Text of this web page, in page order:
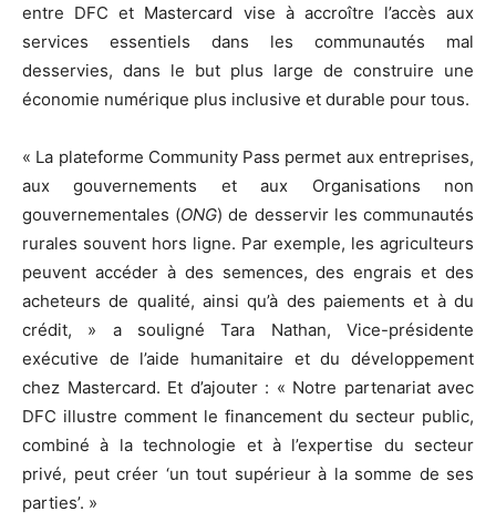
entre DFC et Mastercard vise à accroître l’accès aux
services essentiels dans les communautés mal
desservies, dans le but plus large de construire une
économie numérique plus inclusive et durable pour tous.
« La plateforme Community Pass permet aux entreprises,
aux gouvernements et aux Organisations non
gouvernementales (ONG) de desservir les communautés
rurales souvent hors ligne. Par exemple, les agriculteurs
peuvent accéder à des semences, des engrais et des
acheteurs de qualité, ainsi qu’à des paiements et à du
crédit, » a souligné Tara Nathan, Vice-présidente
exécutive de l’aide humanitaire et du développement
chez Mastercard. Et d’ajouter : « Notre partenariat avec
DFC illustre comment le financement du secteur public,
combiné à la technologie et à l’expertise du secteur
privé, peut créer ‘un tout supérieur à la somme de ses
parties’. »